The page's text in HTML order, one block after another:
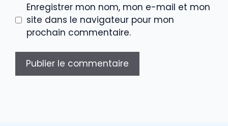
Enregistrer mon nom, mon e-mail et mon
site dans le navigateur pour mon
prochain commentaire.